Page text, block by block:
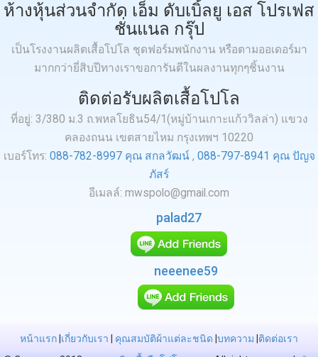
ห้างหุ้นส่วนจำกัด เอ็ม ดับเบิ้ลยู เอส โปรเฟส
ชั่นแนล กรุ๊ป
เป็นโรงงานผลิตเสื้อโปโล ชุดฟอร์มพนักงาน หรือตามออเดอร์มา
มากกว่ายี่สิบปีทางเราขอการันตีในผลงานทุกๆชิ้นงาน
ติดต่อรับผลิตเสื้อโปโล
ที่อยู่: 3/380 ม.3 ถ.พหลโยธิน54/1(หมู่บ้านเกาะแก้ววิลล่า) แขวง
คลองถนน เขตสายไหม กรุงเทพฯ 10220
เบอร์โทร: 088-782-8997 คุณ สกลวัฒน์ , 088-797-8941 คุณ ปัญจ
ภัสร์
อีเมลล์: mwspolo@gmail.com
palad27
neeenee59
หน้าแรก เกี่ยวกับเรา คุณสมบัติผ้าแต่ละชนิด บทความ ติดต่อเรา